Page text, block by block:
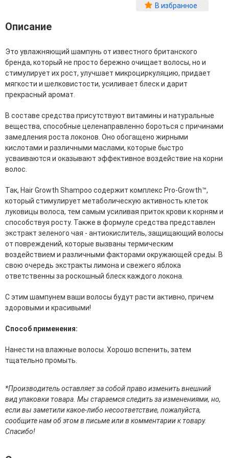
Для Лица
Ампулы для лица
Бальзамы для лица
Гели для лица
Защита от солнца для лица
Карбокситерапия
Лосьоны, тоники и мисты для лица
Маски для лица
Масла для лица
Мицеллярная вода
Молочко и сливки для лица
Наборы для ухода за лицом
Скрабы, пилинги и гоммажи для лица
Спреи для лица
Средства для умывания
Сыворотки, эликсиры, эмульсии, концентраты и
эссенции для лица
Уход для губ
Уход для кожи вокруг глаз
Флюиды для лица
Автозагар для тела
Бальзамы и гели для тела
Дезодоранты для тела
Защита от солнца для тела
Лосьоны, сыворотки и эликсиры для тела
Масла для тела
Молочко для тела
Мыло
Наборы по уходу за телом
В избранное
Описание
Это увлажняющий шампунь от известного британского
бренда, который не просто бережно очищает волосы, но и
стимулирует их рост, улучшает микроциркуляцию, придает
мягкости и шелковистости, усиливает блеск и дарит
прекрасный аромат.
В составе средства присутствуют витамины и натуральные
вещества, способные целенаправленно бороться с причинами
замедления роста локонов. Оно обогащено жирными
кислотами и различными маслами, которые быстро
усваиваются и оказывают эффективное воздействие на корни
волос.
Так, Hair Growth Shampoo содержит комплекс Pro-Growth™,
который стимулирует метаболическую активность клеток
луковицы волоса, тем самым усиливая приток крови к корням и
способствуя росту. Также в формуле средства представлен
экстракт зеленого чая - антиокислитель, защищающий волосы
от повреждений, которые вызваны термическим
воздействием и различными факторами окружающей среды. В
свою очередь экстракты лимона и свежего яблока
ответственны за роскошный блеск каждого локона.
С этим шампунем ваши волосы будут расти активно, причем
здоровыми и красивыми!
Способ применения:
Нанести на влажные волосы. Хорошо вспенить, затем
тщательно промыть.
*Производитель оставляет за собой право изменить внешний
вид упаковки товара. Мы стараемся следить за изменениями, но,
если вы заметили какое-либо несоответствие, пожалуйста,
сообщите нам об этом в письме или в комментарии к товару.
Спасибо!